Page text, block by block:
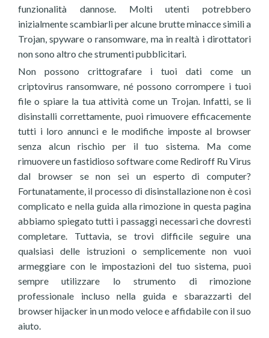
funzionalità dannose. Molti utenti potrebbero
inizialmente scambiarli per alcune brutte minacce simili a
Trojan, spyware o ransomware, ma in realtà i dirottatori
non sono altro che strumenti pubblicitari.
Non possono crittografare i tuoi dati come un
criptovirus ransomware, né possono corrompere i tuoi
file o spiare la tua attività come un Trojan. Infatti, se li
disinstalli correttamente, puoi rimuovere efficacemente
tutti i loro annunci e le modifiche imposte al browser
senza alcun rischio per il tuo sistema. Ma come
rimuovere un fastidioso software come Rediroff Ru Virus
dal browser se non sei un esperto di computer?
Fortunatamente, il processo di disinstallazione non è così
complicato e nella guida alla rimozione in questa pagina
abbiamo spiegato tutti i passaggi necessari che dovresti
completare. Tuttavia, se trovi difficile seguire una
qualsiasi delle istruzioni o semplicemente non vuoi
armeggiare con le impostazioni del tuo sistema, puoi
sempre utilizzare lo strumento di rimozione
professionale incluso nella guida e sbarazzarti del
browser hijacker in un modo veloce e affidabile con il suo
aiuto.